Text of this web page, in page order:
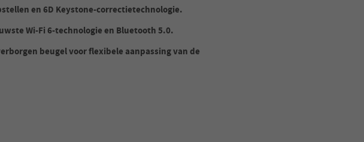
en 6D Keystone-correctietechnologie.
Wi-Fi 6-technologie en Bluetooth 5.0.
beugel voor flexibele aanpassing van de